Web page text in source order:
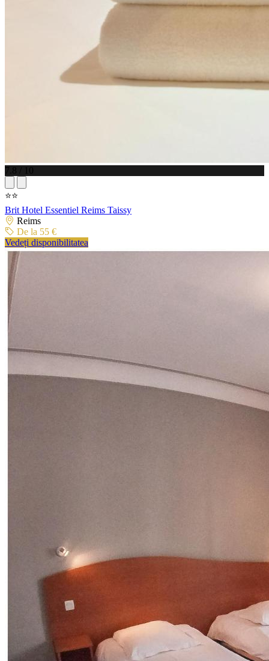
7.8 / 10
⭐⭐
Brit Hotel Essentiel Reims Taissy
Reims
De la 55 €
Vedeți disponibilitatea